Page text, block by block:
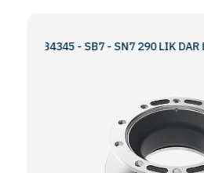
- SB7 - SN7 290 LIK DAR BOĞAZ